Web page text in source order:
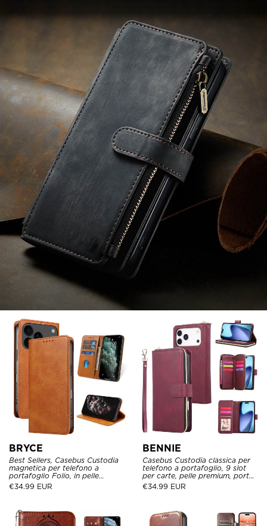
BRYCE
Best Sellers, Casebus Custodia
magnetica per telefono a
portafoglio Folio, in pelle
premium, porta carte di credito,
chiusura magnetica, custodia
€34.99 EUR
BENNIE
Casebus Custodia classica per
telefono a portafoglio, 9 slot
per carte, pelle premium, porta
carte di credito, custodia
antiurto
€34.99 EUR